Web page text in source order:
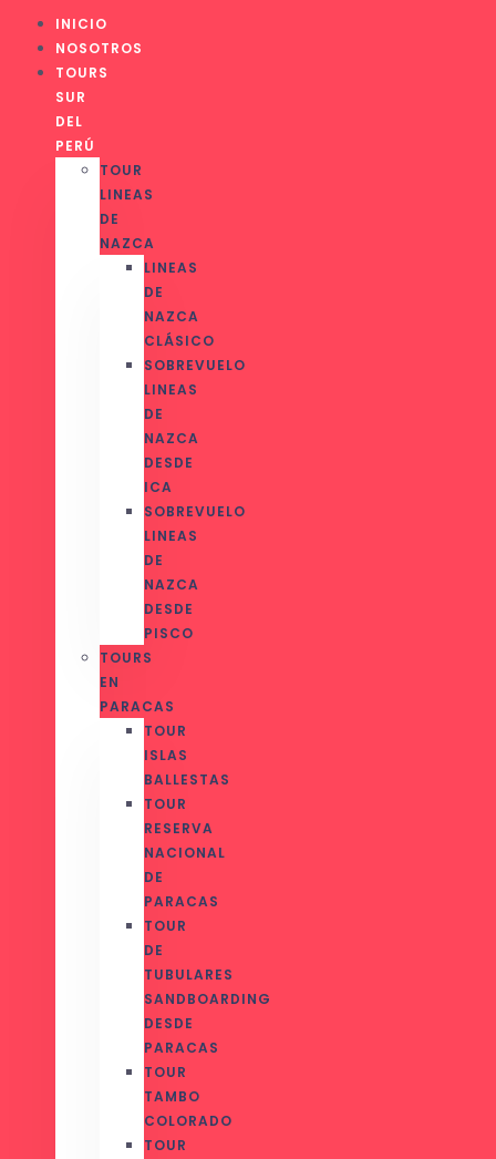
INICIO
NOSOTROS
TOURS
SUR
DEL
PERÚ
TOUR
LINEAS
DE
NAZCA
LINEAS
DE
NAZCA
CLÁSICO
SOBREVUELO
LINEAS
DE
NAZCA
DESDE
ICA
SOBREVUELO
LINEAS
DE
NAZCA
DESDE
PISCO
TOURS
EN
PARACAS
TOUR
ISLAS
BALLESTAS
TOUR
RESERVA
NACIONAL
DE
PARACAS
TOUR
DE
TUBULARES
SANDBOARDING
DESDE
PARACAS
TOUR
TAMBO
COLORADO
TOUR